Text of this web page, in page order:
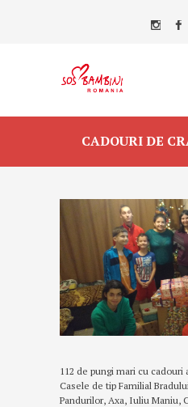
CADOURI DE
112 de pungi mari cu cadouri
Casele de tip Familial
Pandurilor, Axa, Iuliu Maniu,